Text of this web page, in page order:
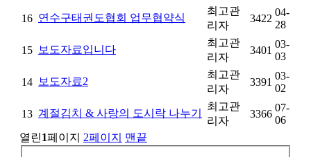
16 연수구태권도협회 업무협약식
최고관
리자
3422
04-
28
15 보도자료입니다
최고관
리자
3401
03-
03
14 보도자료2
최고관
리자
3391
03-
02
13 계절김치 & 사랑의 도시락 나누기
최고관
리자
3366
07-
06
열린1페이지 2페이지 맨끝